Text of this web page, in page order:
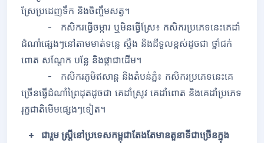
ស្រែប្រដេញទឹក និងចិញ្ចឹមសត្វ។
- កសិករធ្វើចម្ការ ឬមិនធ្វើស្រែ៖ កសិករប្រភេទនេះគេដាំ
ដំណាំផ្សេងៗនៅតាមមាត់ទន្លេ ស្ទឹង និងដីទួលខ្ពស់ដូចជា ថ្នាំជក់
ពោត សណ្តែក បន្លែ និងផ្កាជាដើម។
- កសិករភូមិឥសាន្ត និងតំបន់ភ្នំ៖ កសិករប្រភេទនេះគេ
ច្រើនធ្វើដំណាំព្រៃដុតដូចជា គេដាំស្រូវ គេដាំពោត និងគេដាំប្រភេទ
រុក្ខជាតិមើមផ្សេងៗទៀត។
+ ជារួម ស្ត្រីនៅប្រទេសកម្ពុជាតែងតែមានតួនាទីជាច្រើនក្នុង